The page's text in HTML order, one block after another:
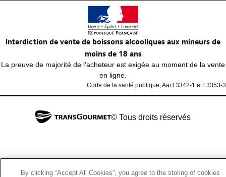
Interdiction de vente de boissons alcooliques aux mineurs de
moins de 18 ans
La preuve de majorité de l'acheteur est exigée au moment de la vente
en ligne.
Code de la santé publique, Aar.l.3342-1 et l.3353-3
© Tous droits réservés
By clicking “Accept All Cookies”, you agree to the storing of cookies